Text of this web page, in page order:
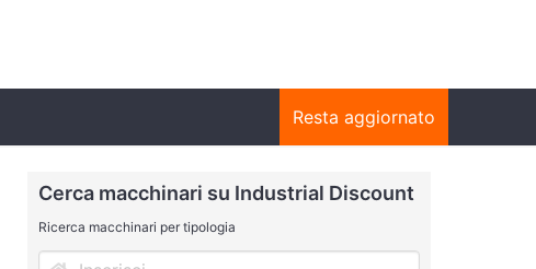
Resta aggiornato
Cerca macchinari su Industrial Discount
Ricerca macchinari per tipologia